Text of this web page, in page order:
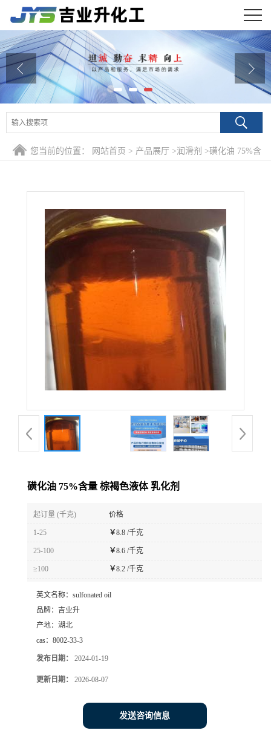
公司首页
公司介绍
公司动态
产品展厅
证书荣誉
在线留言
您当前的位置： 网站首页 > 产品展厅 >润滑剂 >磺化油 75%含
磺化油 75%含量 棕褐色液体 乳化剂
起订量 (千克) 价格
1-25 ￥8.8 /千克
25-100 ￥8.6 /千克
≥100 ￥8.2 /千克
英文名称： sulfonated oil
品牌： 吉业升
产地： 湖北
cas： 8002-33-3
发布日期： 2024-01-19
更新日期： 2026-08-07
发送咨询信息